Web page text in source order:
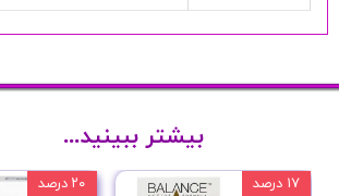
۲۰ درصد ۱۷ درصد
بیشتر ببینید...